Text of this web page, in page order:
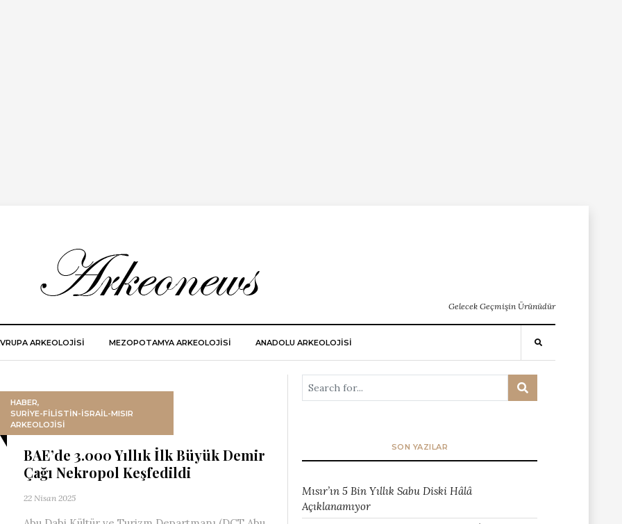
Gelecek Geçmişin Ürünüdür
ARKEOLOJISI MEZOPOTAMYA ARKEOLOJISI ANADOLU ARKEOLOJİSİ
HABER,
SURIYE-FILISTIN-İSRAIL-MISIR
ARKEOLOJISI
BAE’de 3.000 Yıllık İlk Büyük Demir
Çağı Nekropol Keşfedildi
22 Nisan 2025
SON YAZILAR
Mısır’ın 5 Bin Yıllık Sabu Diski Hâlâ
Açıklanamıyor